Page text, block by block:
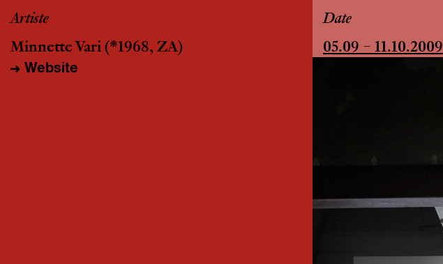
Artiste
Minnette Vari (*1968, ZA)
Website
Date
05.09 – 11.10.2009